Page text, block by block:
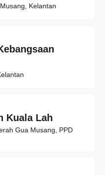
Kelantan
Kuala Lah
Gua Musang, PPD